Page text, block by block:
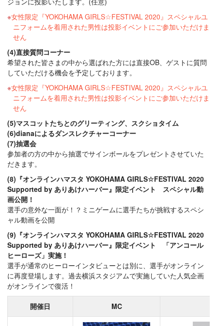
女性限定『YOKOHAMA GIRLS☆FESTIVAL 2020』スペシャルユ
ニフォームを着用された男性は投影イベントにご参加いただけま
せん
(4)直接質問コーナー
希望された皆さまの中から選ばれた方には直接OB、ゲストに質問
していただける機会を予定しております。
女性限定『YOKOHAMA GIRLS☆FESTIVAL 2020』スペシャルユ
ニフォームを着用された男性は投影イベントにご参加いただけま
せん
(5)マスコットたちとのグリーティング、スクショタイム
(6)dianaによるダンスレクチャーコーナー
(7)抽選会
参加者の方の中から抽選でサインボールをプレゼントさせていた
だきます。
(8)『オンラインハマスタ YOKOHAMA GIRLS☆FESTIVAL 2020
Supported by ありあけハーバー』限定イベント スペシャル動
画公開！
選手の意外な一面が！？ミニゲームに選手たちが挑戦するスペシ
ャル動画を公開
(9)『オンラインハマスタ YOKOHAMA GIRLS☆FESTIVAL 2020
Supported by ありあけハーバー』限定イベント 「アンコール
ヒーローズ」実施！
選手が通常のヒーローインタビューとは別に、選手がオンライン
に再度登場します。過去横浜スタジアムで実施していた人気企画
がオンラインで復活！
開催日 MC